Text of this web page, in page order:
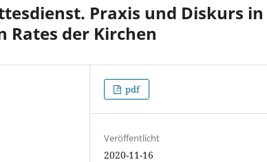
Praxis und Diskurs in
Rates der Kirchen
pdf
Veröffentlicht
2020-11-16